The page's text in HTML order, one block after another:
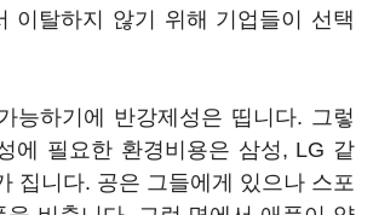
이탈하지 않기 위해 기업들이 선택
능하기에 반강제성은 띱니다. 그렇
에 필요한 환경비용은 삼성, LG 같
집니다. 공은 그들에게 있으나 스포